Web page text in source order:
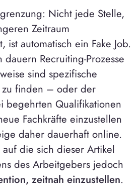
Nicht jede Stelle,
Zeitraum
ist automatisch ein Fake Job.
Recruiting-Prozesse
sind spezifische
zu finden – oder der
begehrten Qualifikationen
Fachkräfte einzustellen
daher dauerhaft online.
auf die sich dieser Artikel
des Arbeitgebers jedoch
zeitnah einzustellen.